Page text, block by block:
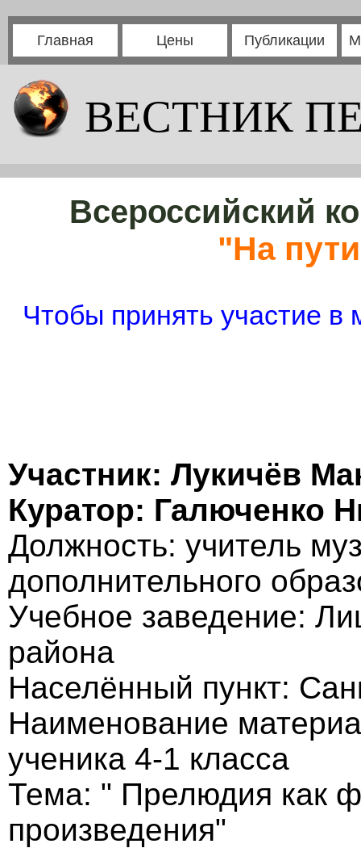
Главная Цены Публикации
ВЕСТНИК
Всероссийский
"На
Чтобы принять участие
Участник: Лукичёв
Куратор: Галюченко
Должность: учитель
дополнительного
Учебное заведение:
района
Населённый пункт:
Наименование
ученика 4-1 класса
Тема: " Прелюдия как
произведения"